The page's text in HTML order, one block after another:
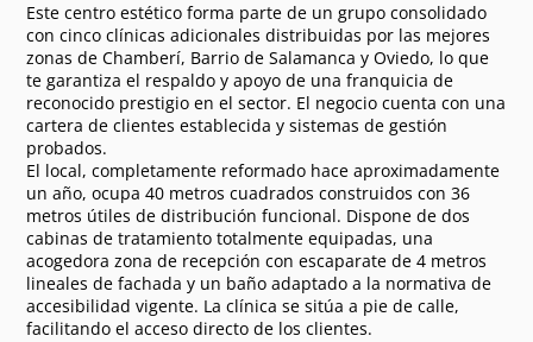
Este centro estético forma parte de un grupo consolidado
con cinco clínicas adicionales distribuidas por las mejores
zonas de Chamberí, Barrio de Salamanca y Oviedo, lo que
te garantiza el respaldo y apoyo de una franquicia de
reconocido prestigio en el sector. El negocio cuenta con una
cartera de clientes establecida y sistemas de gestión
probados.
El local, completamente reformado hace aproximadamente
un año, ocupa 40 metros cuadrados construidos con 36
metros útiles de distribución funcional. Dispone de dos
cabinas de tratamiento totalmente equipadas, una
acogedora zona de recepción con escaparate de 4 metros
lineales de fachada y un baño adaptado a la normativa de
accesibilidad vigente. La clínica se sitúa a pie de calle,
facilitando el acceso directo de los clientes.